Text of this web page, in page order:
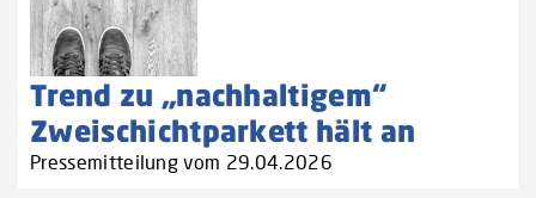
Trend zu „nachhaltigem“
Zweischichtparkett hält an
Pressemitteilung vom 29.04.2026